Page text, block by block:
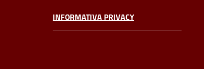
INFORMATIVA PRIVACY